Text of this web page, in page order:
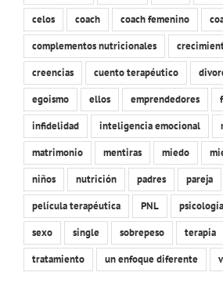
celos
coach coach femenino
complementos nutricionales
creencias
cuento terapéutico
egoismo
ellos emprendedores
infidelidad
inteligencia emocional
matrimonio
mentiras miedo
niños
nutrición padres
pareja
película terapéutica
PNL psicología
sexo
single sobrepeso terapia
tratamiento
un enfoque diferente